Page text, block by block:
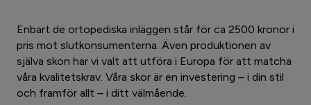
Enbart de ortopediska inläggen står för ca 2500 kronor i
pris mot slutkonsumenterna. Även produktionen av
själva skon har vi valt att utföra i Europa för att matcha
våra kvalitetskrav. Våra skor är en investering – i din stil
och framför allt – i ditt välmående.